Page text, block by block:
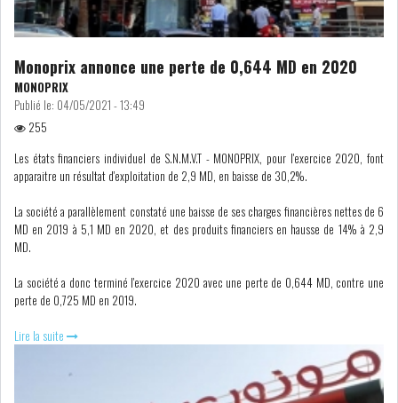
OFFICEPLAST : YASSINE ABID
MARCHÉ OBLIGATA...
SIAME : LES TENSIONS
Monoprix annonce une perte de 0,644 MD en 2020
MONOPRIX
Publié le: 04/05/2021 - 13:49
255
Les états financiers individuel de S.N.M.V.T - MONOPRIX, pour l'exercice 2020, font
apparaitre un résultat d'exploitation de 2,9 MD, en baisse de 30,2%.
La société a parallèlement constaté une baisse de ses charges financières nettes de 6
MD en 2019 à 5,1 MD en 2020, et des produits financiers en hausse de 14% à 2,9
MD.
La société a donc terminé l'exercice 2020 avec une perte de 0,644 MD, contre une
perte de 0,725 MD en 2019.
Lire la suite